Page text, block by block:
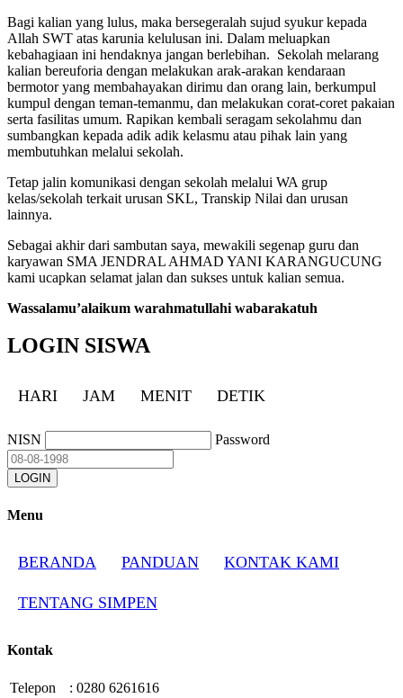
Bagi kalian yang lulus, maka bersegeralah sujud syukur kepada
Allah SWT atas karunia kelulusan ini. Dalam meluapkan
kebahagiaan ini hendaknya jangan berlebihan. Sekolah melarang
kalian bereuforia dengan melakukan arak-arakan kendaraan
bermotor yang membahayakan dirimu dan orang lain, berkumpul
kumpul dengan teman-temanmu, dan melakukan corat-coret pakaian
serta fasilitas umum. Rapikan kembali seragam sekolahmu dan
sumbangkan kepada adik adik kelasmu atau pihak lain yang
membutuhkan melalui sekolah.
Tetap jalin komunikasi dengan sekolah melalui WA grup
kelas/sekolah terkait urusan SKL, Transkip Nilai dan urusan
lainnya.
Sebagai akhir dari sambutan saya, mewakili segenap guru dan
karyawan SMA JENDRAL AHMAD YANI KARANGUCUNG
kami ucapkan selamat jalan dan sukses untuk kalian semua.
Wassalamu’alaikum warahmatullahi wabarakatuh
LOGIN SISWA
HARI JAM MENIT DETIK
NISN Password
Menu
BERANDA PANDUAN KONTAK KAMI
TENTANG SIMPEN
Kontak
Telepon : 0280 6261616